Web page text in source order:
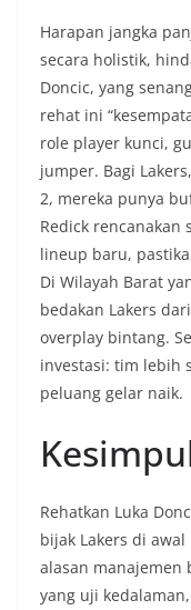
Harapan jangka
secara holistik,
Doncic, yang
rehat ini
role player kunci,
jumper. Bagi
2, mereka punya
Redick
lineup baru,
Di Wilayah Barat
bedakan Lakers
overplay bintang.
investasi: tim lebih
peluang gelar naik.
Rehatkan Luka
bijak Lakers di
alasan manajemen
yang uji